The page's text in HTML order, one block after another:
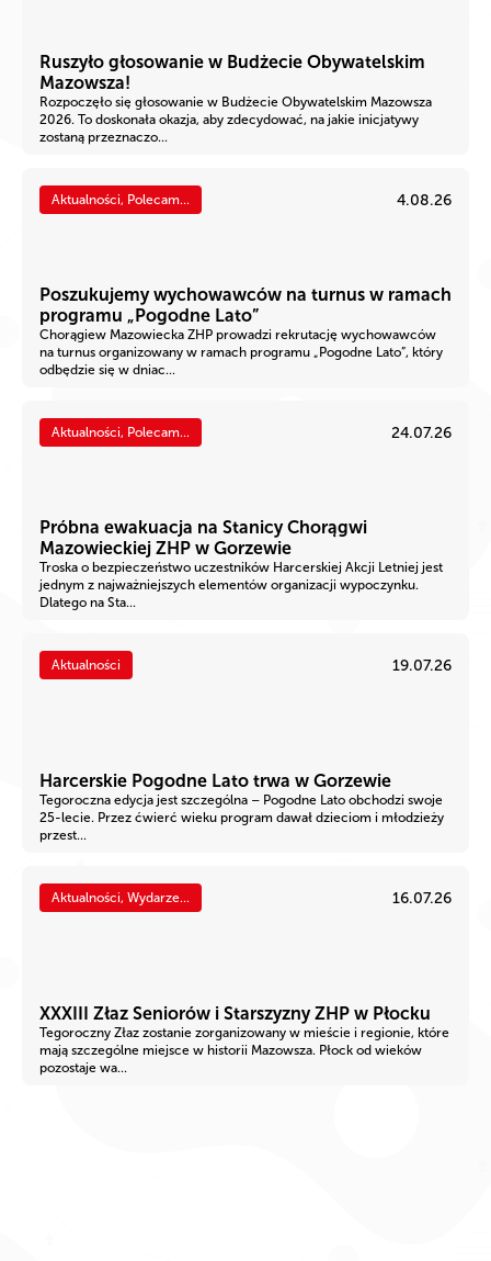
Ruszyło głosowanie w Budżecie Obywatelskim
Mazowsza!
Rozpoczęło się głosowanie w Budżecie Obywatelskim Mazowsza
2026. To doskonała okazja, aby zdecydować, na jakie inicjatywy
zostaną przeznaczo...
Aktualności, Polecam... 4.08.26
Poszukujemy wychowawców na turnus w ramach
programu „Pogodne Lato”
Chorągiew Mazowiecka ZHP prowadzi rekrutację wychowawców
na turnus organizowany w ramach programu „Pogodne Lato”, który
odbędzie się w dniac...
Aktualności, Polecam... 24.07.26
Próbna ewakuacja na Stanicy Chorągwi
Mazowieckiej ZHP w Gorzewie
Troska o bezpieczeństwo uczestników Harcerskiej Akcji Letniej jest
jednym z najważniejszych elementów organizacji wypoczynku.
Dlatego na Sta...
Aktualności 19.07.26
Harcerskie Pogodne Lato trwa w Gorzewie
Tegoroczna edycja jest szczególna – Pogodne Lato obchodzi swoje
25-lecie. Przez ćwierć wieku program dawał dzieciom i młodzieży
przest...
Aktualności, Wydarze... 16.07.26
XXXIII Złaz Seniorów i Starszyzny ZHP w Płocku
Tegoroczny Złaz zostanie zorganizowany w mieście i regionie, które
mają szczególne miejsce w historii Mazowsza. Płock od wieków
pozostaje wa...